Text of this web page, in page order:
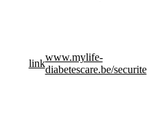
link
www.mylife-
diabetescare.be/securite